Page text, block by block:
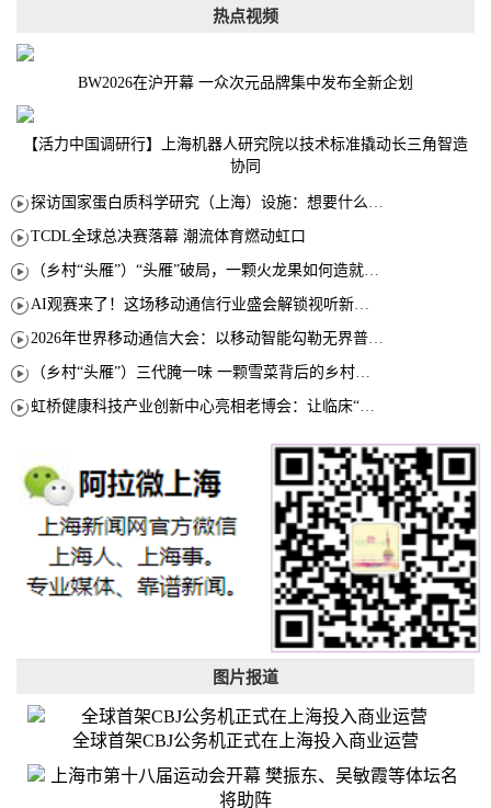
热点视频
BW2026在沪开幕 一众次元品牌集中发布全新企划
【活力中国调研行】上海机器人研究院以技术标准撬动长三角智造
协同
探访国家蛋白质科学研究（上海）设施：想要什么蛋白 AI直接设计合成
TCDL全球总决赛落幕 潮流体育燃动虹口
（乡村“头雁”）“头雁”破局，一颗火龙果如何造就沪上乡村特色产业化路径
AI观赛来了！这场移动通信行业盛会解锁视听新玩法
2026年世界移动通信大会：以移动智能勾勒无界普惠新愿景
（乡村“头雁”）三代腌一味 一颗雪菜背后的乡村致富经
虹桥健康科技产业创新中心亮相老博会：让临床“需求”定义银发经济新生态
图片报道
全球首架CBJ公务机正式在上海投入商业运营